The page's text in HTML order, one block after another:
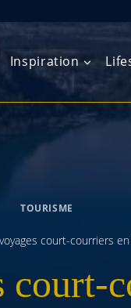
Inspiration
TOURISME
court-courriers
court-